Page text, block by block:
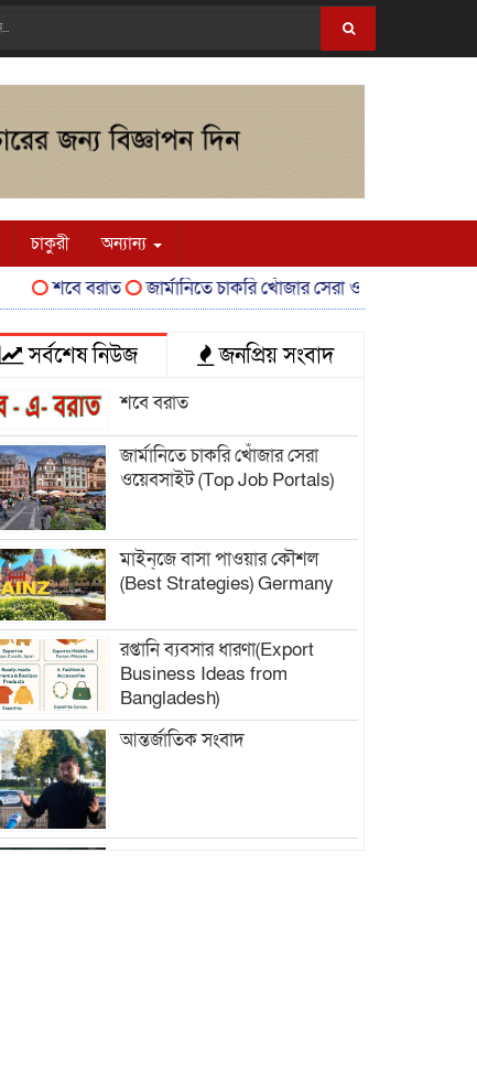
চাকুরী অন্যান্য
শবে বরাত জার্মানিতে চাকরি খোঁজার সেরা ওয়েবসাইট (Top Job
সর্বশেষ নিউজ জনপ্রিয় সংবাদ
শবে বরাত
জার্মানিতে চাকরি খোঁজার সেরা
ওয়েবসাইট (Top Job Portals)
মাইন্‌জে বাসা পাওয়ার কৌশল
(Best Strategies) Germany
রপ্তানি ব্যবসার ধারণা(Export
Business Ideas from
Bangladesh)
আন্তর্জাতিক সংবাদ